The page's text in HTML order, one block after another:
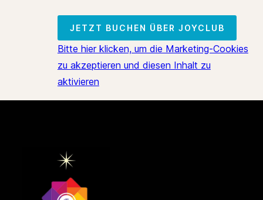
JETZT BUCHEN ÜBER JOYCLUB
Bitte hier klicken, um die Marketing-Cookies
zu akzeptieren und diesen Inhalt zu
aktivieren